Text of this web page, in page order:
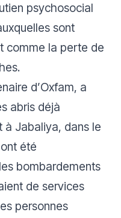
psychosocial
sont
comme la perte de
d’Oxfam, a
abris déjà
à Jabaliya, dans le
été
bombardements
de services
personnes